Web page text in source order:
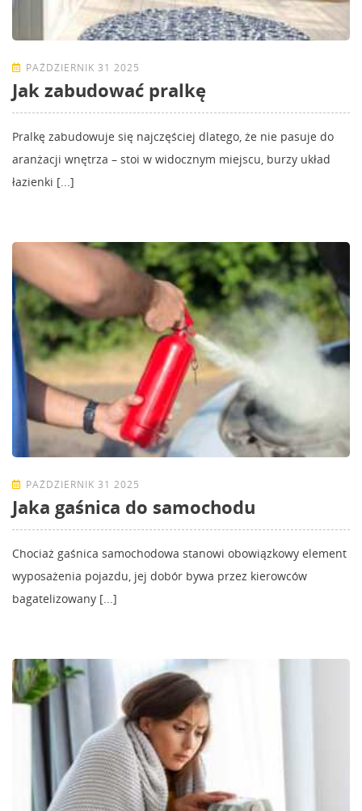
PAŹDZIERNIK 31 2025
Jak zabudować pralkę
Pralkę zabudowuje się najczęściej dlatego, że nie pasuje do
aranżacji wnętrza – stoi w widocznym miejscu, burzy układ
łazienki [...]
PAŹDZIERNIK 31 2025
Jaka gaśnica do samochodu
Chociaż gaśnica samochodowa stanowi obowiązkowy element
wyposażenia pojazdu, jej dobór bywa przez kierowców
bagatelizowany [...]